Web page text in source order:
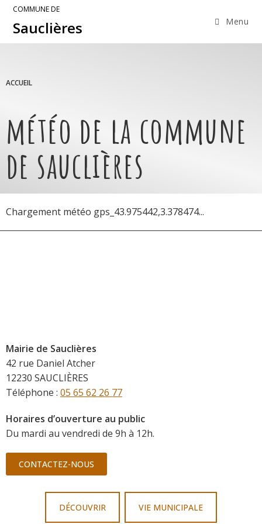
COMMUNE DE
Sauclières Menu
ACCUEIL
météo de la commune
de sauclières
Chargement météo gps_43.975442,3.378474...
Mairie de Sauclières
42 rue Daniel Atcher
12230 SAUCLIÈRES
Téléphone : 05 65 62 26 77
Horaires d’ouverture au public
Du mardi au vendredi de 9h à 12h.
CONTACTEZ-NOUS
DÉCOUVRIR VIE MUNICIPALE